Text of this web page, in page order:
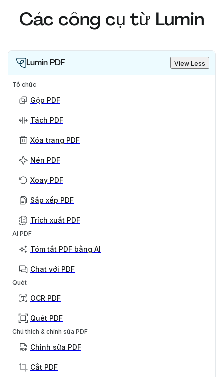
Các công cụ từ Lumin
Lumin PDF View Less
Tổ chức
Gộp PDF
Tách PDF
Xóa trang PDF
Nén PDF
Xoay PDF
Sắp xếp PDF
Trích xuất PDF
AI PDF
Tóm tắt PDF bằng AI
Chat với PDF
Quét
OCR PDF
Quét PDF
Chú thích & chỉnh sửa PDF
Chỉnh sửa PDF
Cắt PDF